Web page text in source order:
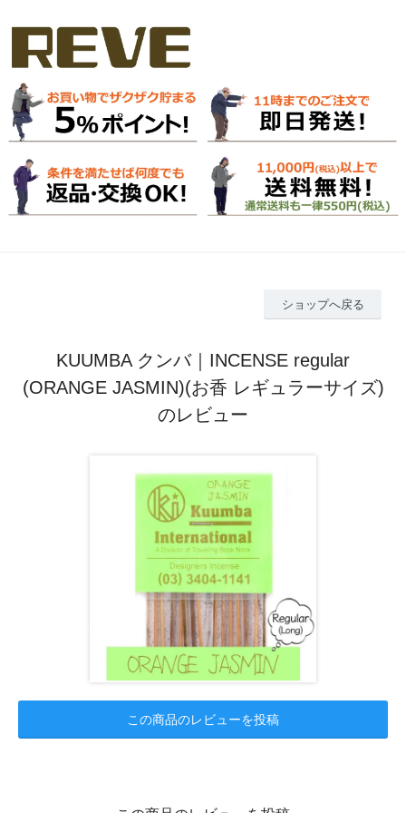
ショップへ戻る
KUUMBA クンバ｜INCENSE regular
(ORANGE JASMIN)(お香 レギュラーサイズ)
のレビュー
この商品のレビューを投稿